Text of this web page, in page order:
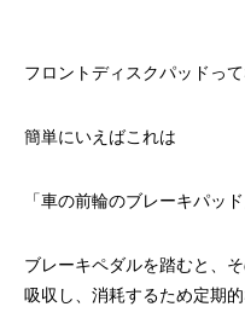
フロントディスクパッドっ
簡単にいえばこれは
「車の前輪のブレーキパッド
ブレーキペダルを踏むと、
吸収し、消耗するため定期的